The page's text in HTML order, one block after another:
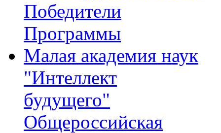
Победители
Программы
Малая академия наук
"Интеллект
будущего"
Общероссийская